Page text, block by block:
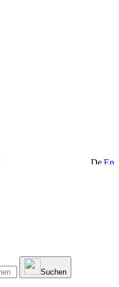
Suchen